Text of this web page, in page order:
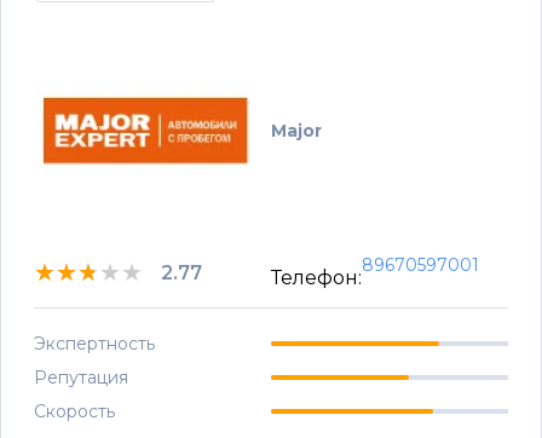
Major
★★★★★
★★★★★
★★★★★ 2.77 Телефон:
89670597001
Экспертность
Репутация
Скорость